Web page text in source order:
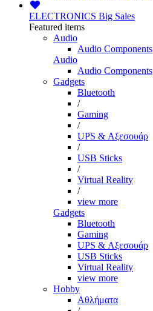
ELECTRONICS Big Sales
Featured items
Audio
Audio Components
Audio
Audio Components
Gadgets
Bluetooth
/
Gaming
/
UPS & Αξεσουάρ
/
USB Sticks
/
Virtual Reality
/
view more
Gadgets
Bluetooth
Gaming
UPS & Αξεσουάρ
USB Sticks
Virtual Reality
view more
Hobby
Αθλήματα